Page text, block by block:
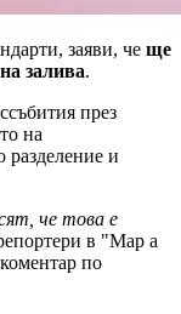
заяви, че ще
залива.
през
на
и
че това е
в "Мар а
по